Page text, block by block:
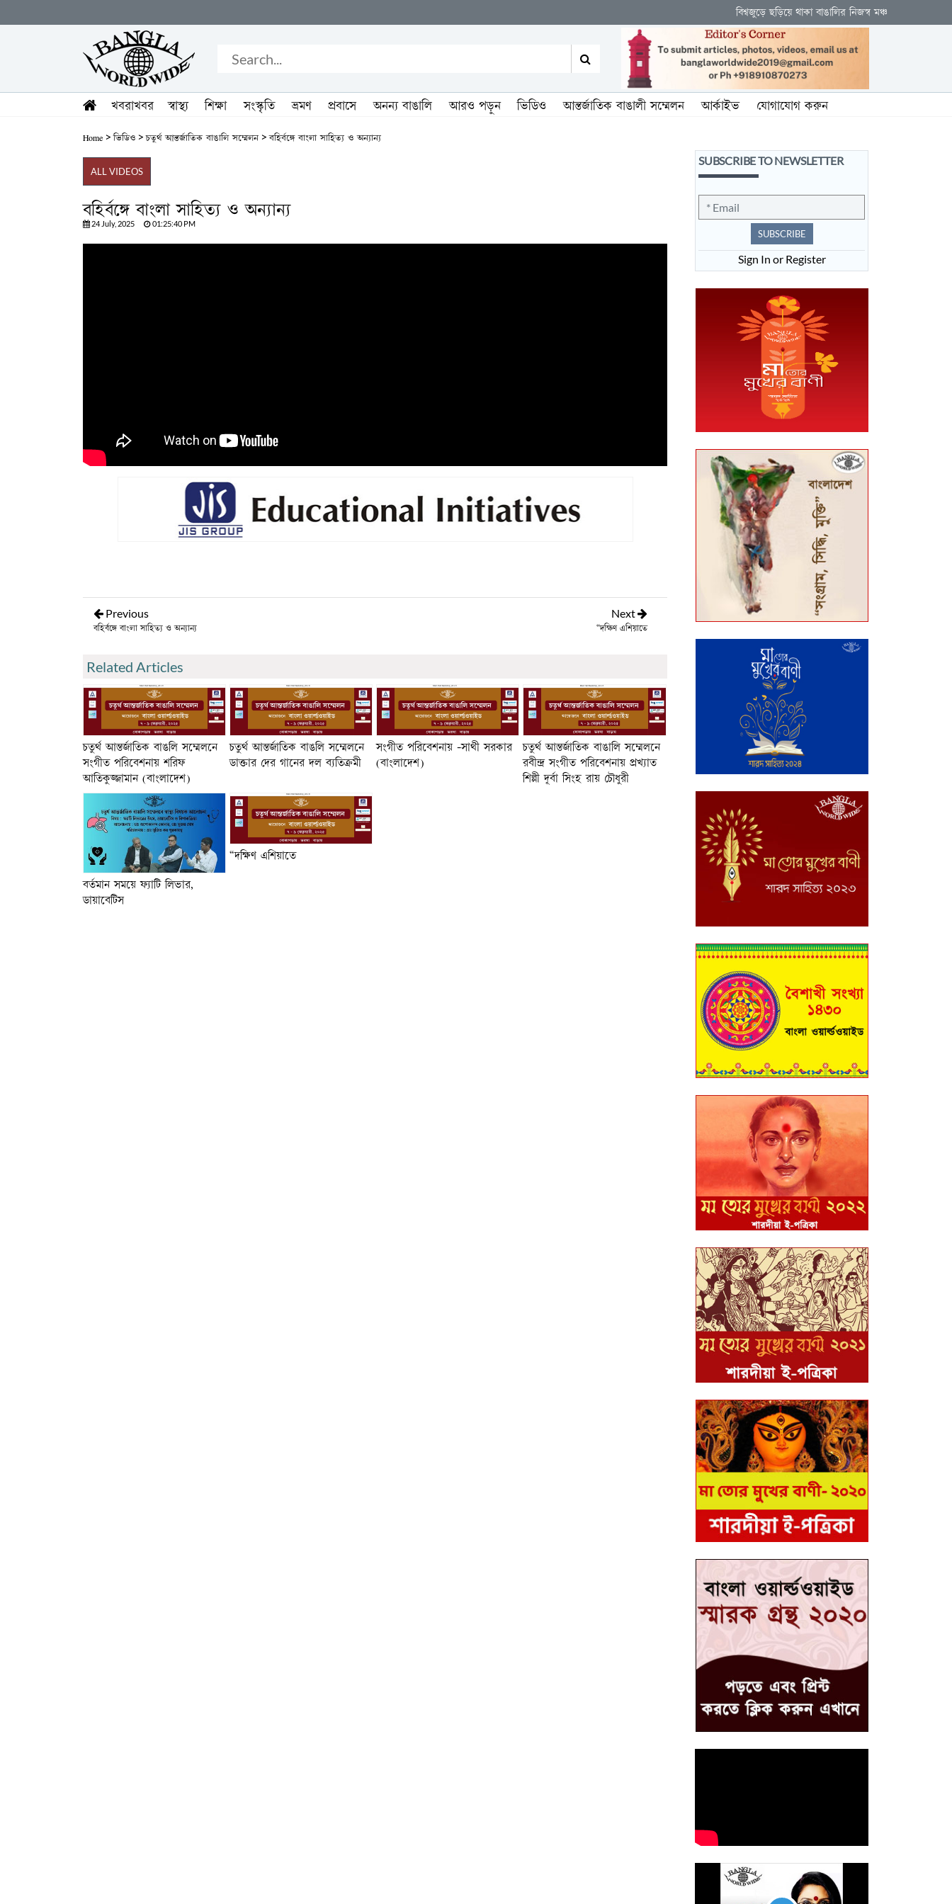
বিশ্বজুড়ে ছড়িয়ে থাকা বাঙালির নিজস্ব মঞ্চ
খবরাখবর স্বাস্থ্য শিক্ষা সংস্কৃতি ভ্রমণ প্রবাসে অনন্য বাঙালি আরও পড়ুন ভিডিও আন্তর্জাতিক বাঙালী সম্মেলন আর্কাইভ যোগাযোগ করুন
Home > ভিডিও > চতুর্থ আন্তর্জাতিক বাঙালি সম্মেলন > বহির্বঙ্গে বাংলা সাহিত্য ও অন্যান্য
ALL VIDEOS
বহির্বঙ্গে বাংলা সাহিত্য ও অন্যান্য
24 July, 2025 01:25:40 PM
Previous
বহির্বঙ্গে বাংলা সাহিত্য ও অন্যান্য
Next
“দক্ষিণ এশিয়াতে
Related Articles
চতুর্থ আন্তর্জাতিক বাঙলি সম্মেলনে
সংগীত পরিবেশনায় শরিফ
আতিকুজ্জামান (বাংলাদেশ)
চতুর্থ আন্তর্জাতিক বাঙলি সম্মেলনে
ডাক্তার দের গানের দল ব্যতিক্রমী
সংগীত পরিবেশনায় -সাথী সরকার
(বাংলাদেশ)
চতুর্থ আন্তর্জাতিক বাঙালি সম্মেলনে
রবীন্দ্র সংগীত পরিবেশনায় প্রখ্যাত
শিল্পী দূর্বা সিংহ রায় চৌধুরী
বর্তমান সময়ে ফ্যাটি লিভার,
ডায়াবেটিস
“দক্ষিণ এশিয়াতে
SUBSCRIBE TO NEWSLETTER
SUBSCRIBE
Sign In or Register